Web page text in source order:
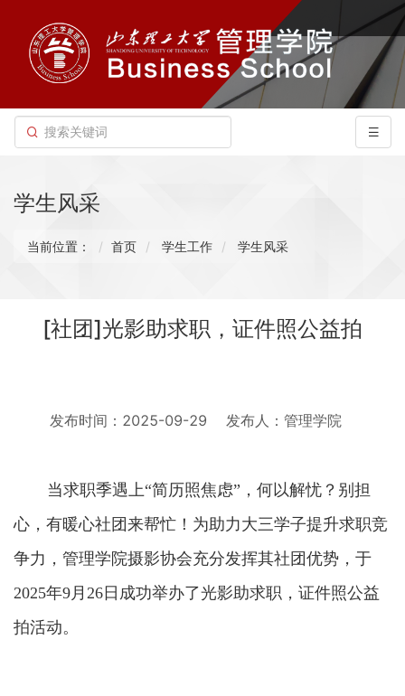
学生风采
当前位置： 首页 学生工作 学生风采
[社团]光影助求职，证件照公益拍
发布时间：2025-09-29 发布人：管理学院
当求职季遇上“简历照焦虑”，何以解忧？别担
心，有暖心社团来帮忙！为助力大三学子提升求职竞
争力，管理学院摄影协会充分发挥其社团优势，于
2025年9月26日成功举办了光影助求职，证件照公益
拍活动。